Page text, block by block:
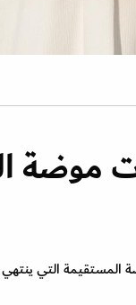
موضة
التي